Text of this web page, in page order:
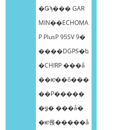
�Ǥϡ��� GAR
MIN��ECHOMA
P PlusP 95SV 9�
����DGPS�ե
�CHIRP ���å
��ѥͥ��õ���
��Ρ����ܸ�
�ǥ� ���å�
�ѥͥ롡�����å